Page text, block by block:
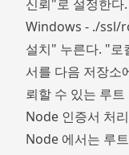
신뢰"로 설정한다.
Windows - ./ssl/
설치" 누른다. "로
서를 다음 저장소
뢰할 수 있는 루
Node 인증서 처리
Node 에서는 루